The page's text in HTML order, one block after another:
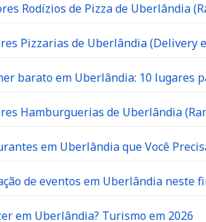
Rodízios de Pizza de Uberlândia
Pizzarias de Uberlândia (Delivery
barato em Uberlândia: 10 lugares
Hamburguerias de Uberlândia
em Uberlândia que Você
de eventos em Uberlândia neste
em Uberlândia? Turismo em 2026